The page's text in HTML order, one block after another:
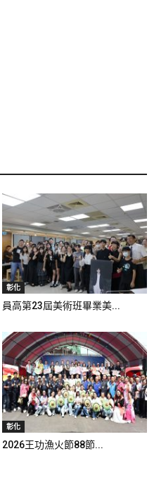
彰化
員高第23屆美術班畢業美...
彰化
2026王功漁火節88節...